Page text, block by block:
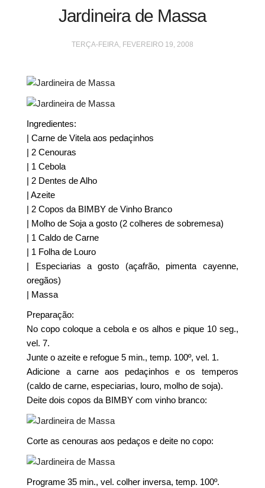
Jardineira de Massa
TERÇA-FEIRA, FEVEREIRO 19, 2008
Ingredientes:
| Carne de Vitela aos pedaçinhos
| 2 Cenouras
| 1 Cebola
| 2 Dentes de Alho
| Azeite
| 2 Copos da BIMBY de Vinho Branco
| Molho de Soja a gosto (2 colheres de sobremesa)
| 1 Caldo de Carne
| 1 Folha de Louro
| Especiarias a gosto (açafrão, pimenta cayenne,
oregãos)
| Massa
Preparação:
No copo coloque a cebola e os alhos e pique 10 seg.,
vel. 7.
Junte o azeite e refogue 5 min., temp. 100º, vel. 1.
Adicione a carne aos pedaçinhos e os temperos
(caldo de carne, especiarias, louro, molho de soja).
Deite dois copos da BIMBY com vinho branco:
Corte as cenouras aos pedaços e deite no copo:
Programe 35 min., vel. colher inversa, temp. 100º.